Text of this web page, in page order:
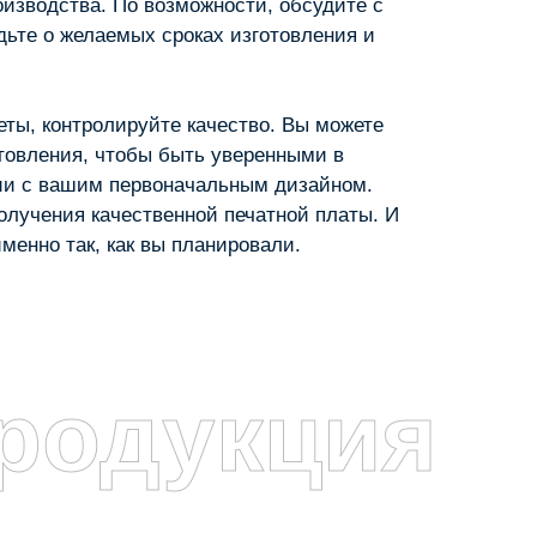
По возможности, обсудите с
о желаемых сроках изготовления и
контролируйте качество. Вы можете
чтобы быть уверенными в
с вашим первоначальным дизайном.
качественной печатной платы. И
так, как вы планировали.